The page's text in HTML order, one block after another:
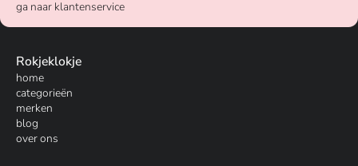
ga naar klantenservice
Rokjeklokje
home
categorieën
merken
blog
over ons